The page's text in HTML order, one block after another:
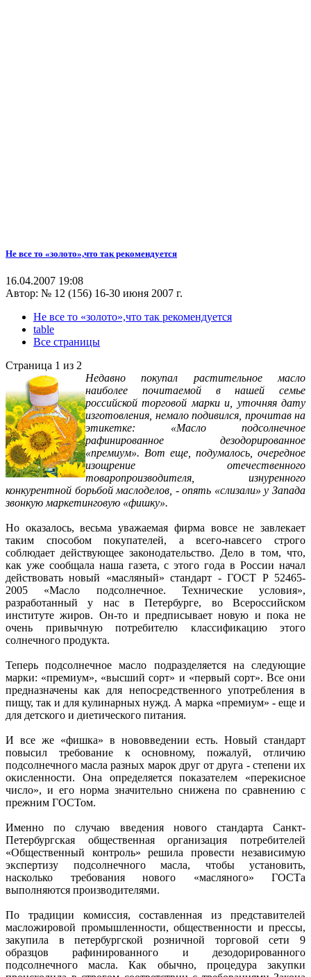
Не все то «золото»,что так рекомендуется
16.04.2007 19:08
Автор: № 12 (156) 16-30 июня 2007 г.
Не все то «золото»,что так рекомендуется
table
Все страницы
Страница 1 из 2
Недавно покупал растительное масло
наиболее почитаемой в нашей семье
российской торговой марки и, уточняя дату
изготовления, немало подивился, прочитав на
этикетке: «Масло подсолнечное
рафинированное дезодорированное
«премиум». Вот еще, подумалось, очередное
изощрение отечественного
товаропроизводителя, изнуренного
конкурентной борьбой маслоделов, - опять «слизали» у Запада
звонкую маркетинговую «фишку».
Но оказалось, весьма уважаемая фирма вовсе не завлекает
таким способом покупателей, а всего-навсего строго
соблюдает действующее законодательство. Дело в том, что,
как уже сообщала наша газета, с этого года в России начал
действовать новый «масляный» стандарт - ГОСТ Р 52465-
2005 «Масло подсолнечное. Технические условия»,
разработанный у нас в Петербурге, во Всероссийском
институте жиров. Он-то и предписывает новую и пока не
очень привычную потребителю классификацию этого
солнечного продукта.
Теперь подсолнечное масло подразделяется на следующие
марки: «премиум», «высший сорт» и «первый сорт». Все они
предназначены как для непосредственного употребления в
пищу, так и для кулинарных нужд. А марка «премиум» - еще и
для детского и диетического питания.
И все же «фишка» в нововведении есть. Новый стандарт
повысил требование к основному, пожалуй, отличию
подсолнечного масла разных марок друг от друга - степени их
окисленности. Она определяется показателем «перекисное
число», и его норма значительно снижена по сравнению с
прежним ГОСТом.
Именно по случаю введения нового стандарта Санкт-
Петербургская общественная организация потребителей
«Общественный контроль» решила провести независимую
экспертизу подсолнечного масла, чтобы установить,
насколько требования нового «масляного» ГОСТа
выполняются производителями.
По традиции комиссия, составленная из представителей
масложировой промышленности, общественности и прессы,
закупила в петербургской розничной торговой сети 9
образцов рафинированного и дезодорированного
подсолнечного масла. Как обычно, процедура закупки